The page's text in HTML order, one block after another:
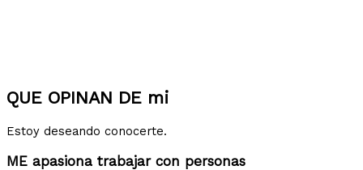
QUE OPINAN DE mi
Estoy deseando conocerte.
ME apasiona trabajar con personas